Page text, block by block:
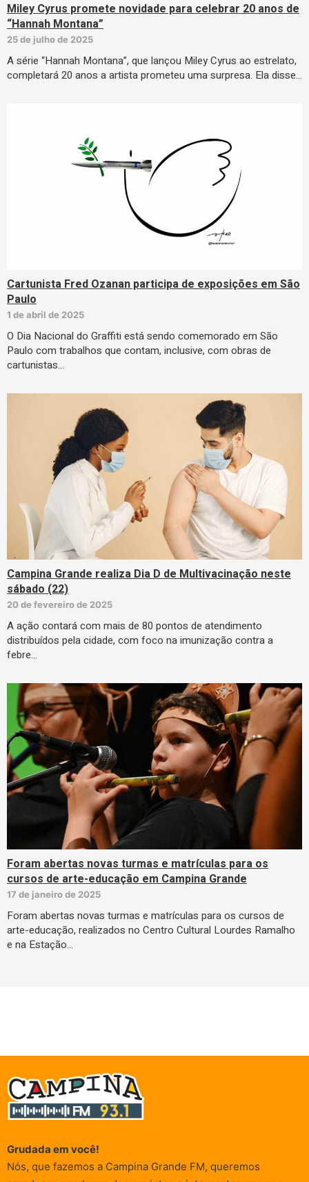
Miley Cyrus promete novidade para celebrar 20 anos de
“Hannah Montana”
25 de julho de 2025
A série “Hannah Montana”, que lançou Miley Cyrus ao estrelato,
completará 20 anos a artista prometeu uma surpresa. Ela disse…
Cartunista Fred Ozanan participa de exposições em São
Paulo
1 de abril de 2025
O Dia Nacional do Graffiti está sendo comemorado em São
Paulo com trabalhos que contam, inclusive, com obras de
cartunistas…
Campina Grande realiza Dia D de Multivacinação neste
sábado (22)
20 de fevereiro de 2025
A ação contará com mais de 80 pontos de atendimento
distribuídos pela cidade, com foco na imunização contra a
febre…
Foram abertas novas turmas e matrículas para os
cursos de arte-educação em Campina Grande
17 de janeiro de 2025
Foram abertas novas turmas e matrículas para os cursos de
arte-educação, realizados no Centro Cultural Lourdes Ramalho
e na Estação…
Grudada em você!
Nós, que fazemos a Campina Grande FM, queremos